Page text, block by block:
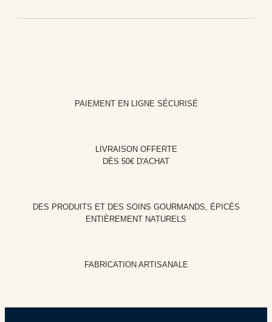
PAIEMENT EN LIGNE SÉCURISÉ
LIVRAISON OFFERTE
DÈS 50€ D'ACHAT
DES PRODUITS ET DES SOINS GOURMANDS, ÉPICÉS
ENTIÈREMENT NATURELS
FABRICATION ARTISANALE